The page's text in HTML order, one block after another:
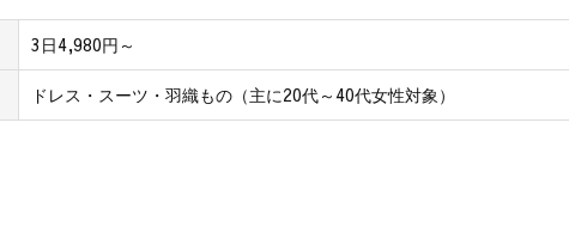
3日4,980円～
ドレス・スーツ・羽織もの（主に20代～40代女性対象）